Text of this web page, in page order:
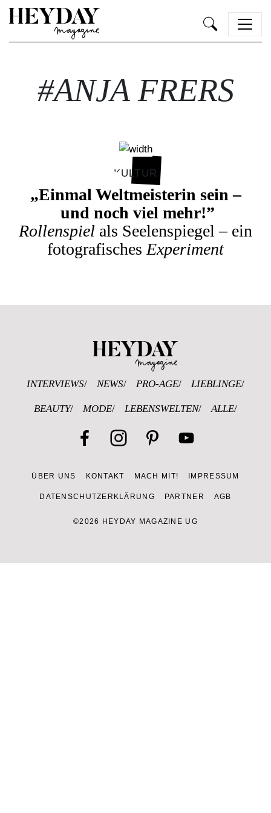
#ANJA FRERS
KULTUR
„Einmal Weltmeisterin sein –
und noch viel mehr!”
Rollenspiel als Seelenspiegel – ein
fotografisches Experiment
INTERVIEWS NEWS PRO-AGE LIEBLINGE
BEAUTY MODE LEBENSWELTEN ALLE
Channel
ÜBER UNS KONTAKT MACH MIT! IMPRESSUM
DATENSCHUTZERKLÄRUNG PARTNER AGB
©2026 HEYDAY MAGAZINE UG